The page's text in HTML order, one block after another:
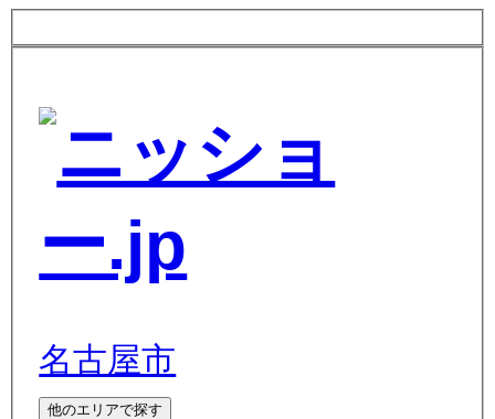
名古屋市
他のエリアで探す